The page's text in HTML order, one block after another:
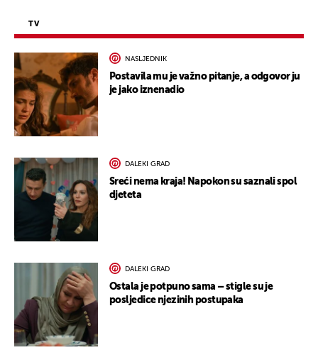
TV
NASLJEDNIK
Postavila mu je važno pitanje, a odgovor ju
je jako iznenadio
DALEKI GRAD
Sreći nema kraja! Napokon su saznali spol
djeteta
DALEKI GRAD
Ostala je potpuno sama – stigle su je
posljedice njezinih postupaka